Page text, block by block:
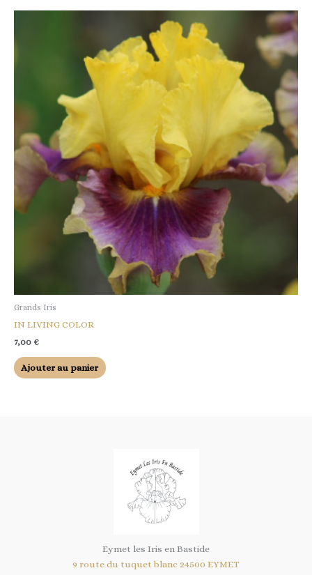
Grands Iris
IN LIVING COLOR
7,00 €
Ajouter au panier
Eymet les Iris en Bastide
9 route du tuquet blanc 24500 EYMET